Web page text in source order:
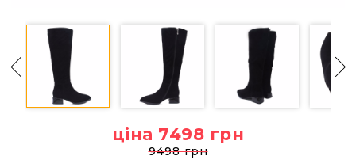
ціна 7498 грн
9498 грн